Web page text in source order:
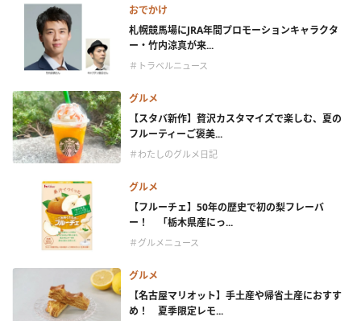
おでかけ
札幌競馬場にJRA年間プロモーションキャラクタ
ー・竹内涼真が来...
＃トラベルニュース
グルメ
【スタバ新作】贅沢カスタマイズで楽しむ、夏の
フルーティーご褒美...
＃わたしのグルメ日記
グルメ
【フルーチェ】50年の歴史で初の梨フレーバ
ー！ 「栃木県産にっ...
＃グルメニュース
グルメ
【名古屋マリオット】手土産や帰省土産におすす
め！ 夏季限定レモ...